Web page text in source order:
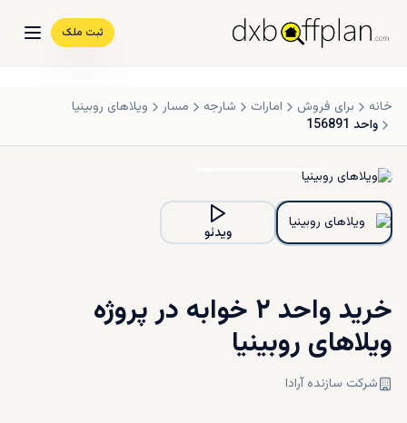
ثبت ملک
خانه برای فروش امارات شارجه مسار
ویلاهای روبینیا
واحد 156891
ویدئو
خرید واحد ۲ خوابه در پروژه
ویلاهای روبینیا
شرکت سازنده آرادا